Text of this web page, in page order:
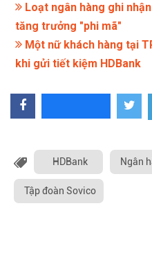
Loạt ngân hàng ghi
tăng trưởng "phi mã"
Một nữ khách hàng tại
khi gửi tiết kiệm HDBank
HDBank Ngân
Tập đoàn Sovico